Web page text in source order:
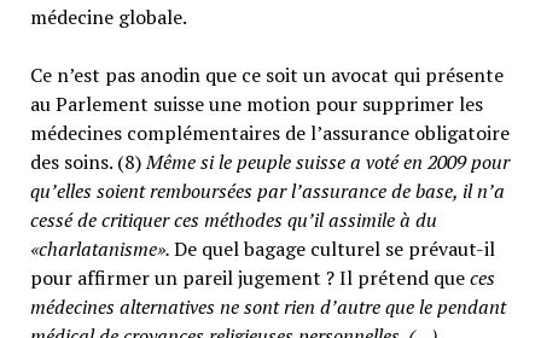
médecine globale.
Ce n’est pas anodin que ce soit un avocat qui présente
au Parlement suisse une motion pour supprimer les
médecines complémentaires de l’assurance obligatoire
des soins. (8)Même si le peuple suisse a voté en 2009 pour
qu’elles soient remboursées par l’assurance de base, il n’a
cessé de critiquer ces méthodes qu’il assimile à du
«charlatanisme».De quel bagage culturel se prévaut-il
pour affirmer un pareil jugement ? Il prétend queces
médecines alternatives ne sont rien d’autre que le pendant